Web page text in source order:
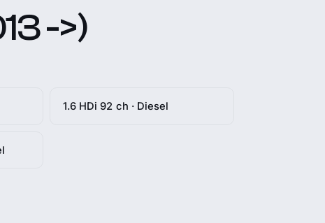
->)
1.6 HDi 92 ch · Diesel